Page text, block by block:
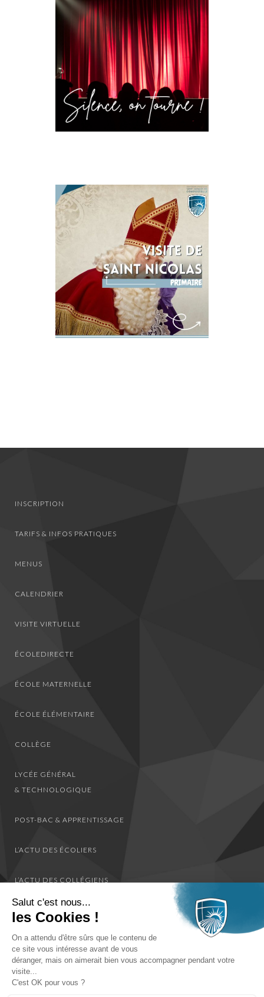
INSCRIPTION
TARIFS & INFOS PRATIQUES
MENUS
CALENDRIER
VISITE VIRTUELLE
ÉCOLEDIRECTE
ÉCOLE MATERNELLE
ÉCOLE ÉLÉMENTAIRE
COLLÈGE
LYCÉE GÉNÉRAL
& TECHNOLOGIQUE
POST-BAC & APPRENTISSAGE
L’ACTU DES ÉCOLIERS
L’ACTU DES COLLÉGIENS
L’ACTU DES LYCÉENS
L’ACTU DES ÉTUDIANTS
L’ACTU DE TOUS LES ÉLÈVES
Salut c'est nous...
les Cookies !
On a attendu d'être sûrs que le contenu de
ce site vous intéresse avant de vous
déranger, mais on aimerait bien vous accompagner pendant votre
visite...
C'est OK pour vous ?